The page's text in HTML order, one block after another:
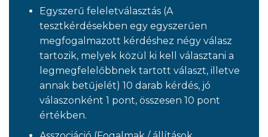
Egyszerű feleletválasztás (A
tesztkérdésekben egy egyszerűen
megfogalmazott kérdéshez négy válasz
tartozik, melyek közül ki kell választani a
legmegfelelőbbnek tartott választ, illetve
annak betűjelét) 10 darab kérdés, jó
válaszonként 1 pont, összesen 10 pont
értékben.